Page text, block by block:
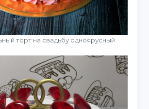
торт на свадьбу одноярусный